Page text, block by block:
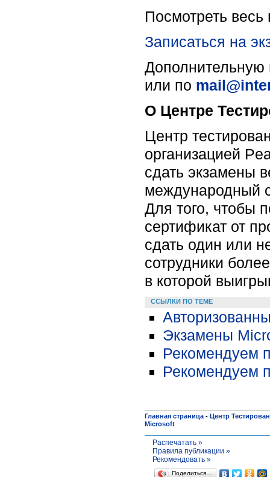
Посмотреть
Записаться на
или по
О Центре
Центр
организацией
сдать экзамены
международный
Для того, чтобы
сертификат от
сдать один или
сотрудники
в которой
ССЫЛКИ ПО ТЕМЕ
Экзамены
Рекомендуем
Рекомендуем
Главная страница - Центр
Microsoft
Распечатать »
Правила публикации »
Рекомендовать »
Поделиться…